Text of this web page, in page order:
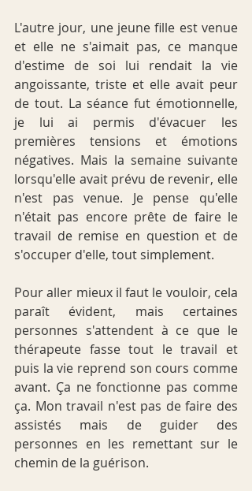
L'autre jour, une jeune fille est venue
et elle ne s'aimait pas, ce manque
d'estime de soi lui rendait la vie
angoissante, triste et elle avait peur
de tout. La séance fut émotionnelle,
je lui ai permis d'évacuer les
premières tensions et émotions
négatives. Mais la semaine suivante
lorsqu'elle avait prévu de revenir, elle
n'est pas venue. Je pense qu'elle
n'était pas encore prête de faire le
travail de remise en question et de
s'occuper d'elle, tout simplement.
Pour aller mieux il faut le vouloir, cela
paraît évident, mais certaines
personnes s'attendent à ce que le
thérapeute fasse tout le travail et
puis la vie reprend son cours comme
avant. Ça ne fonctionne pas comme
ça. Mon travail n'est pas de faire des
assistés mais de guider des
personnes en les remettant sur le
chemin de la guérison.